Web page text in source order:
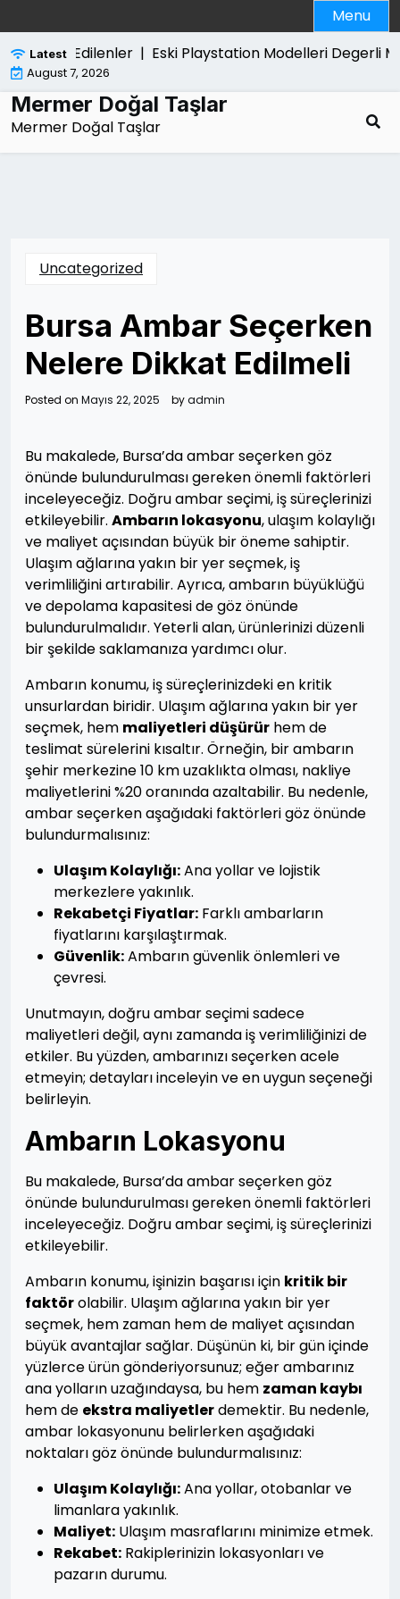
to
content
Menu
Latest
Merak Edilenler |Eski Playstation Modelleri Degerli
August 7, 2026
Mermer Doğal Taşlar
Mermer Doğal Taşlar
Uncategorized
Bursa Ambar Seçerken
Nelere Dikkat Edilmeli
Posted on Mayıs 22, 2025 byadmin
Bu makalede, Bursa’da ambar seçerken göz
önünde bulundurulması gereken önemli faktörleri
inceleyeceğiz. Doğru ambar seçimi, iş süreçlerinizi
etkileyebilir. Ambarın lokasyonu, ulaşım kolaylığı
ve maliyet açısından büyük bir öneme sahiptir.
Ulaşım ağlarına yakın bir yer seçmek, iş
verimliliğini artırabilir. Ayrıca, ambarın büyüklüğü
ve depolama kapasitesi de göz önünde
bulundurulmalıdır. Yeterli alan, ürünlerinizi düzenli
bir şekilde saklamanıza yardımcı olur.
Ambarın konumu, iş süreçlerinizdeki en kritik
unsurlardan biridir. Ulaşım ağlarına yakın bir yer
seçmek, hem maliyetleri düşürür hem de
teslimat sürelerini kısaltır. Örneğin, bir ambarın
şehir merkezine 10 km uzaklıkta olması, nakliye
maliyetlerini %20 oranında azaltabilir. Bu nedenle,
ambar seçerken aşağıdaki faktörleri göz önünde
bulundurmalısınız:
Ulaşım Kolaylığı:Ana yollar ve lojistik
merkezlere yakınlık.
Rekabetçi Fiyatlar: Farklı ambarların
fiyatlarını karşılaştırmak.
Güvenlik:Ambarın güvenlik önlemleri ve
çevresi.
Unutmayın, doğru ambar seçimi sadece
maliyetleri değil, aynı zamanda iş verimliliğinizi de
etkiler. Bu yüzden, ambarınızı seçerken acele
etmeyin; detayları inceleyin ve en uygun seçeneği
belirleyin.
Ambarın Lokasyonu
Bu makalede, Bursa’da ambar seçerken göz
önünde bulundurulması gereken önemli faktörleri
inceleyeceğiz. Doğru ambar seçimi, iş süreçlerinizi
etkileyebilir.
Ambarın konumu, işinizin başarısı için kritik bir
faktörolabilir. Ulaşım ağlarına yakın bir yer
seçmek, hem zaman hem de maliyet açısından
büyük avantajlar sağlar. Düşünün ki, bir gün içinde
yüzlerce ürün gönderiyorsunuz; eğer ambarınız
ana yolların uzağındaysa, bu hem zaman kaybı
hem de ekstra maliyetlerdemektir. Bu nedenle,
ambar lokasyonunu belirlerken aşağıdaki
noktaları göz önünde bulundurmalısınız:
Ulaşım Kolaylığı:Ana yollar, otobanlar ve
limanlara yakınlık.
Maliyet: Ulaşım masraflarını minimize etmek.
Rekabet: Rakiplerinizin lokasyonları ve
pazarın durumu.